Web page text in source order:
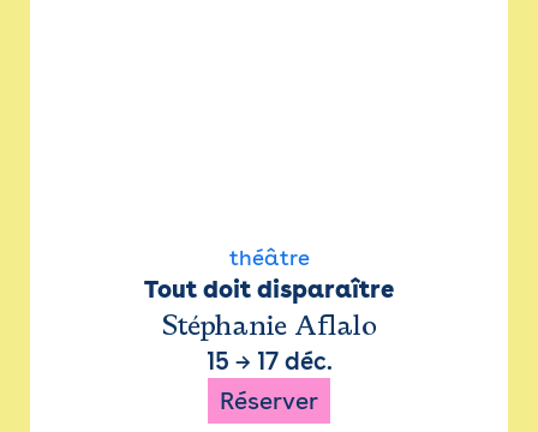
théâtre
Tout doit disparaître
Stéphanie Aflalo
15 → 17 déc.
Réserver